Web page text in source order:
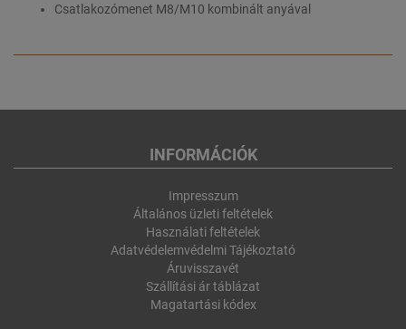
Csatlakozómenet M8/M10 kombinált anyával
INFORMÁCIÓK
Impresszum
Általános üzleti feltételek
Használati feltételek
Adatvédelemvédelmi Tájékoztató
Áruvisszavét
Szállítási ár táblázat
Magatartási kódex